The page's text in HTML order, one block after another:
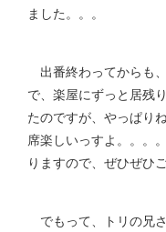
ました。。。
出番終わってからも
で、楽屋にずっと居残
たのですが、やっぱり
席楽しいっすよ。。。
りますので、ぜひぜひ
でもって、トリの兄